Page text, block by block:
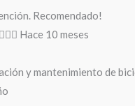
Recomendado!
Hace 10 meses
y mantenimiento de